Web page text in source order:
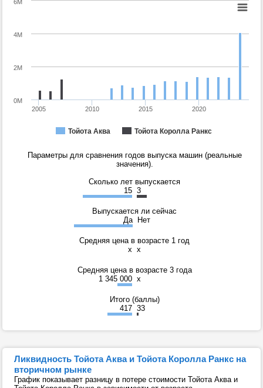
Тойота Аква Тойота Королла Ранкс
2005 2010 2015 2020
0M
2M
4M
6M
Параметры для сравнения годов выпуска машин (реальные
значения).
Сколько лет выпускается
15 3
Выпускается ли сейчас
Да Нет
Средняя цена в возрасте 1 год
x x
Средняя цена в возрасте 3 года
1 345 000 x
Итого (баллы)
417 33
Ликвидность Тойота Аква и Тойота Королла Ранкс на
вторичном рынке
График показывает разницу в потере стоимости Тойота Аква и